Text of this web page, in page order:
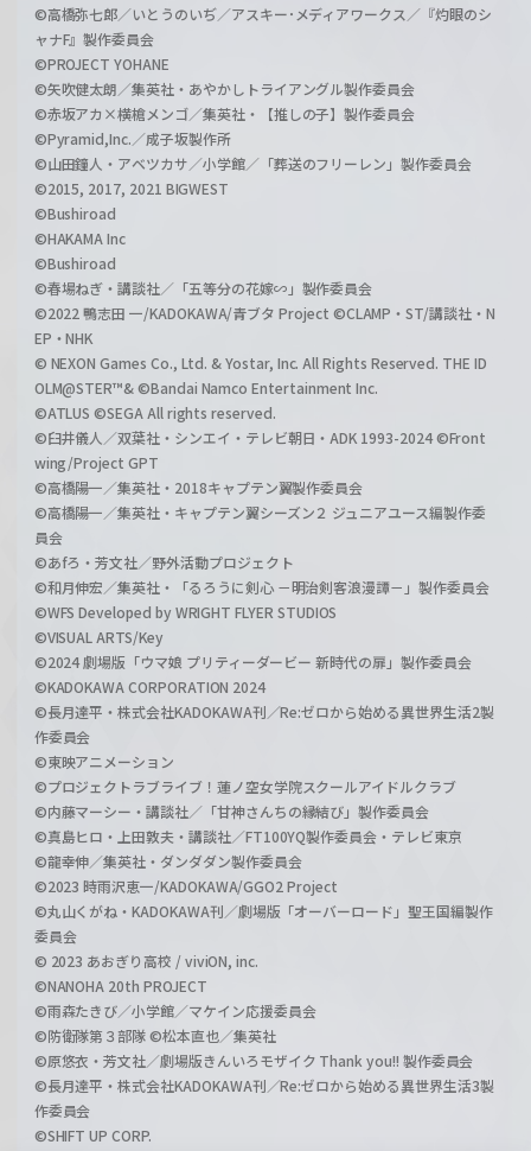
©高橋弥七郎／いとうのいぢ／アスキー･メディアワークス／『灼眼のシ
ャナF』製作委員会
©PROJECT YOHANE
©矢吹健太朗／集英社・あやかしトライアングル製作委員会
©赤坂アカ×横槍メンゴ／集英社・【推しの子】製作委員会
©Pyramid,Inc.／成子坂製作所
©山田鐘人・アベツカサ／小学館／「葬送のフリーレン」製作委員会
©2015, 2017, 2021 BIGWEST
©Bushiroad
©HAKAMA Inc
©Bushiroad
©春場ねぎ・講談社／「五等分の花嫁∽」製作委員会
©2022 鴨志田 一/KADOKAWA/青ブタ Project ©CLAMP・ST/講談社・N
EP・NHK
© NEXON Games Co., Ltd. & Yostar, Inc. All Rights Reserved. THE ID
OLM@STER™& ©Bandai Namco Entertainment Inc.
©ATLUS ©SEGA All rights reserved.
©臼井儀人／双葉社・シンエイ・テレビ朝日・ADK 1993-2024 ©Front
wing/Project GPT
©高橋陽一／集英社・2018キャプテン翼製作委員会
©高橋陽一／集英社・キャプテン翼シーズン２ ジュニアユース編製作委
員会
©あfろ・芳文社／野外活動プロジェクト
©和月伸宏／集英社・「るろうに剣心 －明治剣客浪漫譚－」製作委員会
©WFS Developed by WRIGHT FLYER STUDIOS
©VISUAL ARTS/Key
©2024 劇場版「ウマ娘 プリティーダービー 新時代の扉」製作委員会
©KADOKAWA CORPORATION 2024
©長月達平・株式会社KADOKAWA刊／Re:ゼロから始める異世界生活2製
作委員会
©東映アニメーション
©プロジェクトラブライブ！蓮ノ空女学院スクールアイドルクラブ
©内藤マーシー・講談社／「甘神さんちの縁結び」製作委員会
©真島ヒロ・上田敦夫・講談社／FT100YQ製作委員会・テレビ東京
©龍幸伸／集英社・ダンダダン製作委員会
©2023 時雨沢恵一/KADOKAWA/GGO2 Project
©丸山くがね・KADOKAWA刊／劇場版「オーバーロード」聖王国編製作
委員会
© 2023 あおぎり高校 / viviON, inc.
©NANOHA 20th PROJECT
©雨森たきび／小学館／マケイン応援委員会
©防衛隊第３部隊 ©松本直也／集英社
©原悠衣・芳文社／劇場版きんいろモザイク Thank you!! 製作委員会
©長月達平・株式会社KADOKAWA刊／Re:ゼロから始める異世界生活3製
作委員会
©SHIFT UP CORP.